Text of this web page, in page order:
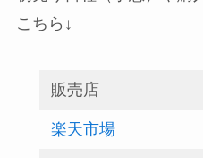
こちら↓
販売店
楽天市場